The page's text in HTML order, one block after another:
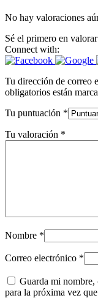
No hay valoraciones
Sé el primero en
Connect with:
Tu dirección de correo
obligatorios están
Tu puntuación *
Tu valoración *
Nombre *
Correo electrónico *
Guarda mi nombre,
para la próxima vez